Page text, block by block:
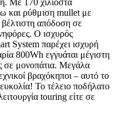
Με 170 χιλιοστά
και ρύθμιση mullet με
απόδοση σε
Ο ισχυρός
System παρέχει ισχυρή
800Wh εγγυάται μέγιστη
σε μονοπάτια. Μεγάλα
βραχόκηποι – αυτό το
Το τέλειο ποδήλατο
touring είτε σε